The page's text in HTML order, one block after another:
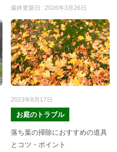
最終更新日 : 2026年3月26日
2023年8月17日
お庭のトラブル
落ち葉の掃除におすすめの道具
とコツ・ポイント